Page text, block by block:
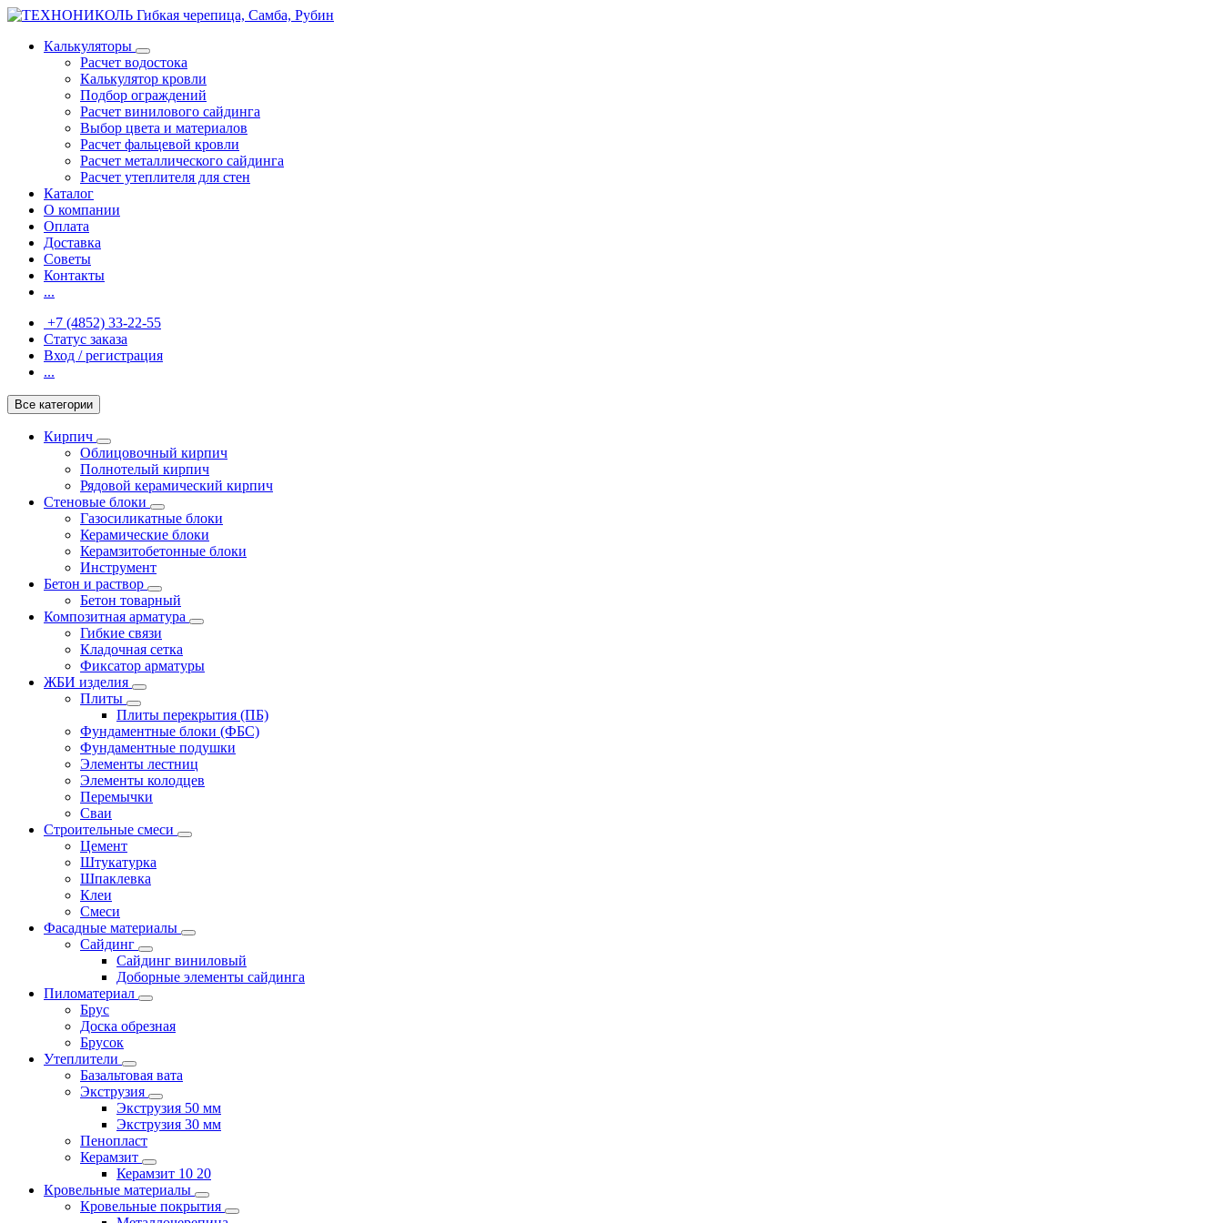
Калькуляторы
Расчет водостока
Калькулятор кровли
Подбор ограждений
Расчет винилового сайдинга
Выбор цвета и материалов
Расчет фальцевой кровли
Расчет металлического сайдинга
Расчет утеплителя для стен
Каталог
О компании
Оплата
Доставка
Советы
Контакты
...
+7 (4852) 33-22-55
Статус заказа
Вход / регистрация
...
Все категории
Кирпич
Облицовочный кирпич
Полнотелый кирпич
Рядовой керамический кирпич
Стеновые блоки
Газосиликатные блоки
Керамические блоки
Керамзитобетонные блоки
Инструмент
Бетон и раствор
Бетон товарный
Композитная арматура
Гибкие связи
Кладочная сетка
Фиксатор арматуры
ЖБИ изделия
Плиты
Плиты перекрытия (ПБ)
Фундаментные блоки (ФБС)
Фундаментные подушки
Элементы лестниц
Элементы колодцев
Перемычки
Сваи
Строительные смеси
Цемент
Штукатурка
Шпаклевка
Клеи
Смеси
Фасадные материалы
Сайдинг
Сайдинг виниловый
Доборные элементы сайдинга
Пиломатериал
Брус
Доска обрезная
Брусок
Утеплители
Базальтовая вата
Экструзия
Экструзия 50 мм
Экструзия 30 мм
Пенопласт
Керамзит
Керамзит 10 20
Кровельные материалы
Кровельные покрытия